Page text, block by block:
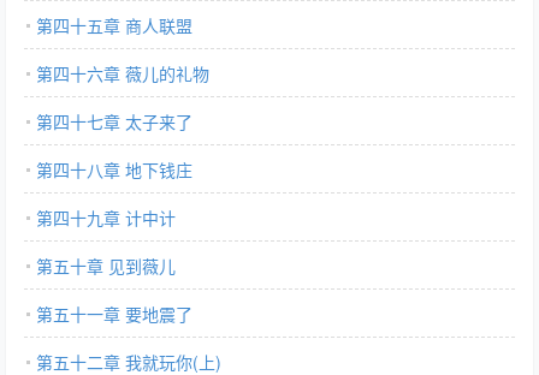
第四十五章 商人联盟
第四十六章 薇儿的礼物
第四十七章 太子来了
第四十八章 地下钱庄
第四十九章 计中计
第五十章 见到薇儿
第五十一章 要地震了
第五十二章 我就玩你(上)